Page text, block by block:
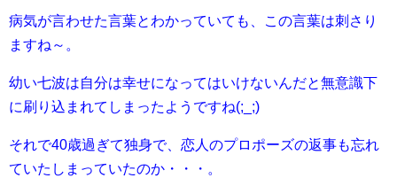
病気が言わせた言葉とわかっていても、この言葉は刺さり
ますね～。
幼い七波は自分は幸せになってはいけないんだと無意識下
に刷り込まれてしまったようですね(;_;)
それで40歳過ぎて独身で、恋人のプロポーズの返事も忘れ
ていたしまっていたのか・・・。